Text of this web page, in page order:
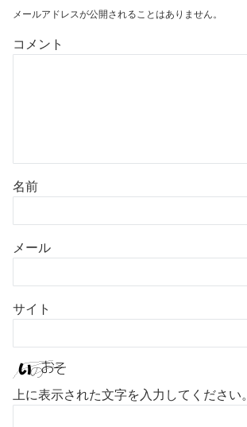
メールアドレスが公開されることはありません。
コメント
名前
メール
サイト
上に表示された文字を入力してください。